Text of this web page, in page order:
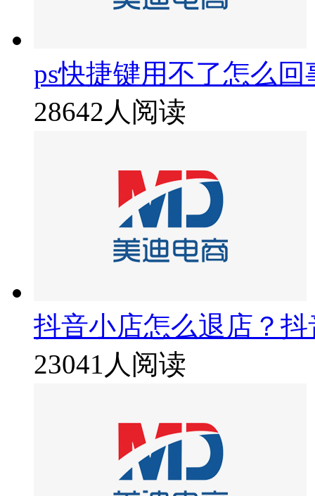
ps快捷键用不了怎么
28642人阅读
抖音小店怎么退店？
23041人阅读